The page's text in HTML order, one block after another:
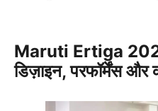
Maruti Ertiga
डिज़ाइन, परफॉर्मेंस और